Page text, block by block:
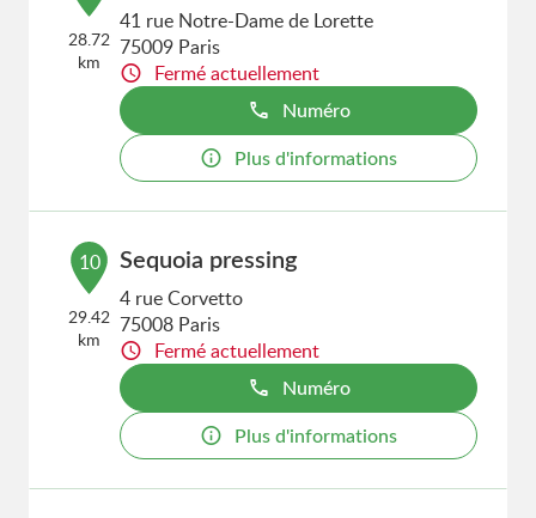
28.72
km
41 rue Notre-Dame de Lorette
75009 Paris
Fermé actuellement
Numéro
Plus d'informations
10
29.42
km
Sequoia pressing
4 rue Corvetto
75008 Paris
Fermé actuellement
Numéro
Plus d'informations